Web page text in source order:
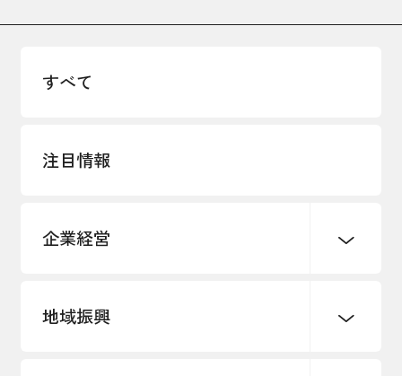
すべて
注目情報
企業経営
創業
地域振興